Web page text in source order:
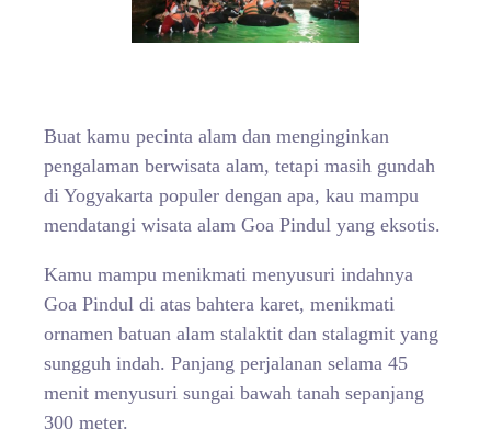
Buat kamu pecinta alam dan menginginkan
pengalaman berwisata alam, tetapi masih gundah
di Yogyakarta populer dengan apa, kau mampu
mendatangi wisata alam Goa Pindul yang eksotis.
Kamu mampu menikmati menyusuri indahnya
Goa Pindul di atas bahtera karet, menikmati
ornamen batuan alam stalaktit dan stalagmit yang
sungguh indah. Panjang perjalanan selama 45
menit menyusuri sungai bawah tanah sepanjang
300 meter.